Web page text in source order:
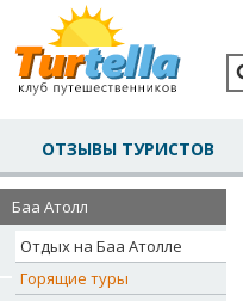
ОТЗЫВЫ ТУРИСТОВ
Баа Атолл
Отдых на Баа Атолле
Горящие туры